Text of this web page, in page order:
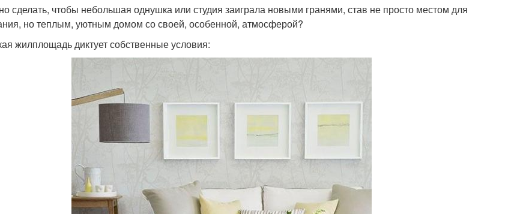
сделать, чтобы небольшая однушка или студия заиграла новыми гранями, став не просто местом для
но теплым, уютным домом со своей, особенной, атмосферой?
жилплощадь диктует собственные условия: